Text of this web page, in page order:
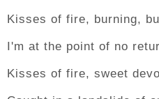
Kisses of fire, burning,
I'm at the point of no
Kisses of fire, sweet